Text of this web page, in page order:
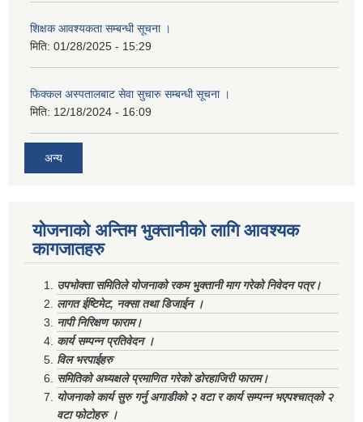
शिक्षक आवश्यकता सम्बन्धी सूचना ।
मिति: 01/28/2025 - 15:29
फिक्कल अस्पतालबाट सेवा सुचारु सम्बन्धी सूचना ।
मिति: 12/18/2024 - 16:09
अन्य
योजनाको अन्तिम भुक्तानीको लागि आवश्यक
कागजातहरु
उपभोक्ता समितिले योजनाको रकम भुक्तानी माग गरेको निवेदन पत्र।
लागत ईष्टिमेट, नक्सा तथा डिजाईन ।
नापी निरिक्षण फाराम।
कार्य सम्पन्न प्रतिवेदन ।
विल भरपाईहरु
समितिको अध्यक्षले प्रमाणित गरेको डोरहाजिरी फाराम।
योजनाको कार्य सुरु गर्नु अगाडीको २ वटा र कार्य सम्पन्न भएपश्चात्‌को २
वटा फोटोहरु ।